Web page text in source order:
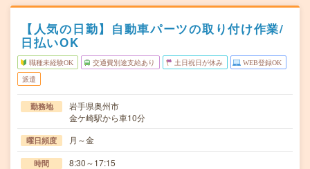
【人気の日勤】自動車パーツの取り付け作業/
日払いOK
職種未経験OK 交通費別途支給あり 土日祝日が休み WEB登録OK
派遣
勤務地
岩手県奥州市
金ケ崎駅から車10分
曜日頻度 月～金
時間 8:30～17:15